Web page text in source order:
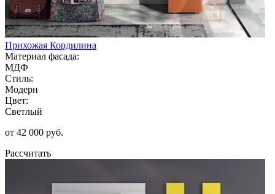
Прихожая Кордилина
Материал фасада:
МДФ
Стиль:
Модерн
Цвет:
Светлый
от 42 000 руб.
Рассчитать